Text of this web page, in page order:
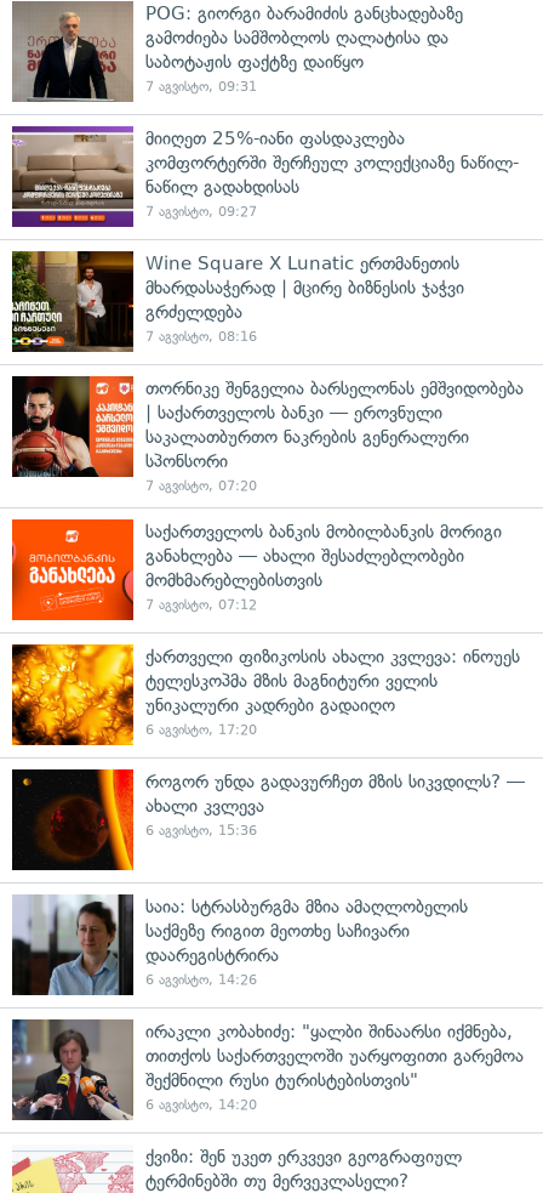
POG: გიორგი ბარამიძის განცხადებაზე
გამოძიება სამშობლოს ღალატისა და
საბოტაჟის ფაქტზე დაიწყო
7 აგვისტო, 09:31
მიიღეთ 25%-იანი ფასდაკლება
კომფორტერში შერჩეულ კოლექციაზე ნაწილ-
ნაწილ გადახდისას
7 აგვისტო, 09:27
Wine Square X Lunatic ერთმანეთის
მხარდასაჭერად | მცირე ბიზნესის ჯაჭვი
გრძელდება
7 აგვისტო, 08:16
თორნიკე შენგელია ბარსელონას ემშვიდობება
| საქართველოს ბანკი — ეროვნული
საკალათბურთო ნაკრების გენერალური
სპონსორი
7 აგვისტო, 07:20
საქართველოს ბანკის მობილბანკის მორიგი
განახლება — ახალი შესაძლებლობები
მომხმარებლებისთვის
7 აგვისტო, 07:12
ქართველი ფიზიკოსის ახალი კვლევა: ინოუეს
ტელესკოპმა მზის მაგნიტური ველის
უნიკალური კადრები გადაიღო
6 აგვისტო, 17:20
როგორ უნდა გადავურჩეთ მზის სიკვდილს? —
ახალი კვლევა
6 აგვისტო, 15:36
საია: სტრასბურგმა მზია ამაღლობელის
საქმეზე რიგით მეოთხე საჩივარი
დაარეგისტრირა
6 აგვისტო, 14:26
ირაკლი კობახიძე: "ყალბი შინაარსი იქმნება,
თითქოს საქართველოში უარყოფითი გარემოა
შექმნილი რუსი ტურისტებისთვის"
6 აგვისტო, 14:20
ქვიზი: შენ უკეთ ერკვევი გეოგრაფიულ
ტერმინებში თუ მერვეკლასელი?